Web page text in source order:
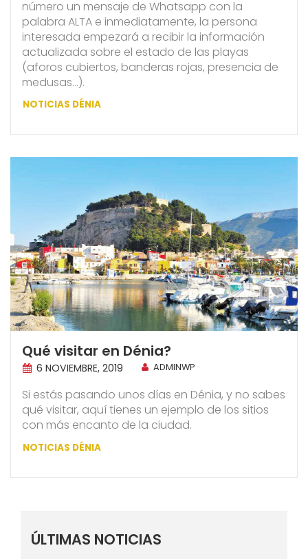
número un mensaje de Whatsapp con la
palabra ALTA e inmediatamente, la persona
interesada empezará a recibir la información
actualizada sobre el estado de las playas
(aforos cubiertos, banderas rojas, presencia de
medusas…).
NOTICIAS DÉNIA
Qué visitar en Dénia?
6 NOVIEMBRE, 2019 ADMINWP
Si estás pasando unos días en Dénia, y no sabes
qué visitar, aquí tienes un ejemplo de los sitios
con más encanto de la ciudad.
NOTICIAS DÉNIA
ÚLTIMAS NOTICIAS